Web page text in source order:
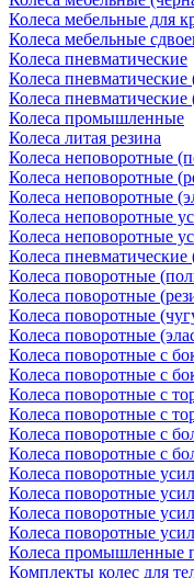
Колеса мебельные для
Колеса мебельные
Колеса пневматические
Колеса пневматические
Колеса
Колеса промышленные
Колеса литая резина
Колеса неповоротные
Колеса неповоротные
Колеса неповоротные
Колеса неповоротные
Колеса неповоротные
Колеса пневматические
Колеса поворотные
Колеса поворотные
Колеса поворотные
Колеса поворотные
Колеса поворотные c
Колеса поворотные c
Колеса поворотные c
Колеса поворотные c
Колеса поворотные с
Колеса поворотные с
Колеса поворотные
Колеса поворотные
Колеса поворотные
Колеса поворотные
Колеса промышленные
Комплекты колес для